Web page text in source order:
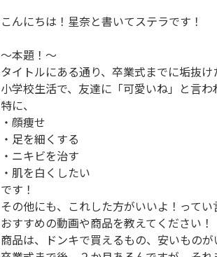
こんにちは！星奈と書いてステラです！
～本題！～
タイトルにある通り、卒業式までに垢抜け
小学校生活で、友達に「可愛いね」と言
特に、
・顔痩せ
・足を細くする
・ニキビを治す
・肌を白くしたい
です！
その他にも、これした方がいいよ！って
おすすめの動画や商品を教えてください！
商品は、ドンキで買えるもの、安いものが